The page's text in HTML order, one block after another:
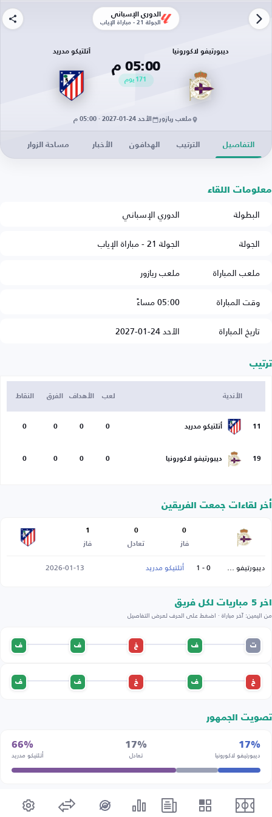
الدوري الإسباني
الجولة 21 - مباراة الإياب
ديبورتيفو لاكورونيا
05:00 م
171 يوم
أتلتيكو مدريد
ملعب ريازور الأحد 24-01-2027 · 05:00 م
التفاصيل الترتيب الهدافون الأخبار مساحة الزوار
معلومات اللقاء
البطولة
الدوري الإسباني
الجولة
الجولة 21 - مباراة الإياب
ملعب المباراة
ملعب ريازور
وقت المباراة
05:00 مساءً
تاريخ المباراة
الأحد 24-01-2027
ترتيب
الأندية لعب الأهداف الفرق النقاط
11 أتلتيكو مدريد 0
0
0
0
19 ديبورتيفو لاكورونيا 0
0
0
0
أخر لقاءات جمعت الفريقين
0
فاز
0
تعادل
1
فاز
ديبورتيفو لاكورونيا 0 - 1 أتلتيكو مدريد 2026-01-13
اخر 5 مباريات لكل فريق
من اليمين: آخر مباراة · اضغط على الحرف لعرض التفاصيل
ت ف خ ف ف
خ ف خ ف ف
تصويت الجمهور
17%
ديبورتيفو لاكورونيا
17%
تعادل
66%
أتلتيكو مدريد